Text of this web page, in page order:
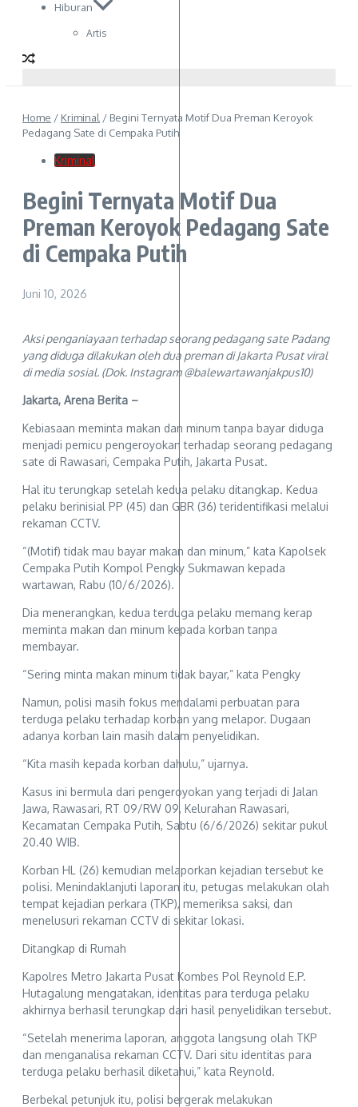
Hiburan
Artis
Home / Kriminal / Begini Ternyata Motif Dua Preman Keroyok
Pedagang Sate di Cempaka Putih
Kriminal
Begini Ternyata Motif Dua
Preman Keroyok Pedagang Sate
di Cempaka Putih
Juni 10, 2026
Aksi penganiayaan terhadap seorang pedagang sate Padang
yang diduga dilakukan oleh dua preman di Jakarta Pusat viral
di media sosial. (Dok. Instagram @balewartawanjakpus10)
Jakarta, Arena Berita –
Kebiasaan meminta makan dan minum tanpa bayar diduga
menjadi pemicu pengeroyokan terhadap seorang pedagang
sate di Rawasari, Cempaka Putih, Jakarta Pusat.
Hal itu terungkap setelah kedua pelaku ditangkap. Kedua
pelaku berinisial PP (45) dan GBR (36) teridentifikasi melalui
rekaman CCTV.
“(Motif) tidak mau bayar makan dan minum,” kata Kapolsek
Cempaka Putih Kompol Pengky Sukmawan kepada
wartawan, Rabu (10/6/2026).
Dia menerangkan, kedua terduga pelaku memang kerap
meminta makan dan minum kepada korban tanpa
membayar.
“Sering minta makan minum tidak bayar,” kata Pengky
Namun, polisi masih fokus mendalami perbuatan para
terduga pelaku terhadap korban yang melapor. Dugaan
adanya korban lain masih dalam penyelidikan.
“Kita masih kepada korban dahulu,” ujarnya.
Kasus ini bermula dari pengeroyokan yang terjadi di Jalan
Jawa, Rawasari, RT 09/RW 09, Kelurahan Rawasari,
Kecamatan Cempaka Putih, Sabtu (6/6/2026) sekitar pukul
20.40 WIB.
Korban HL (26) kemudian melaporkan kejadian tersebut ke
polisi. Menindaklanjuti laporan itu, petugas melakukan olah
tempat kejadian perkara (TKP), memeriksa saksi, dan
menelusuri rekaman CCTV di sekitar lokasi.
Ditangkap di Rumah
Kapolres Metro Jakarta Pusat Kombes Pol Reynold E.P.
Hutagalung mengatakan, identitas para terduga pelaku
akhirnya berhasil terungkap dari hasil penyelidikan tersebut.
“Setelah menerima laporan, anggota langsung olah TKP
dan menganalisa rekaman CCTV. Dari situ identitas para
terduga pelaku berhasil diketahui,” kata Reynold.
Berbekal petunjuk itu, polisi bergerak melakukan